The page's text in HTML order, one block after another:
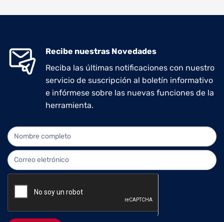
Recibe nuestras Novedades
Reciba las últimas notificaciones con nuestro
servicio de suscripción al boletín informativo
e infórmese sobre las nuevas funciones de la
herramienta.
NEWLETTER